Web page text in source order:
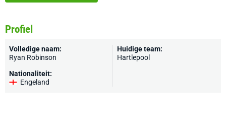
Profiel
Volledige naam:
Ryan Robinson
Nationaliteit:
Engeland
Huidige team:
Hartlepool